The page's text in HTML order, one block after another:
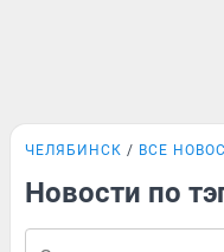
ЧЕЛЯБИНСК ВСЕ
Новости по